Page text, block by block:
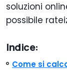
soluzioni
possibile
Indice:
Come si